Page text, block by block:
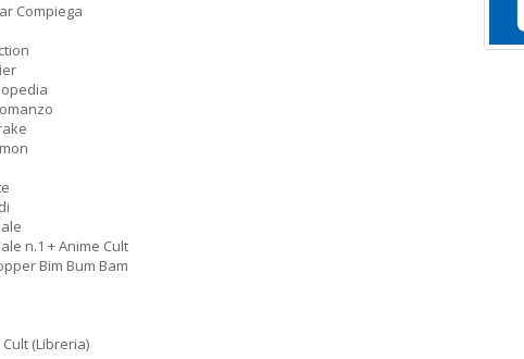
Compiega
n.1 + Anime Cult
Bim Bum Bam
(Libreria)